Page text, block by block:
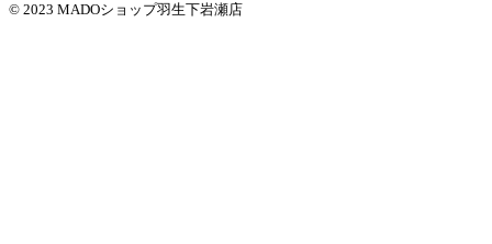
© 2023 MADOショップ羽生下岩瀬店